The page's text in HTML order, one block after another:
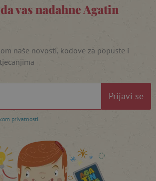
vas nadahne Agatin
naše novosti, kodove za popuste i
Prijavi se
privatnosti
PHP.net
www.agatinsvijet.hr